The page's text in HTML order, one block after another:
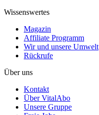
Wissenswertes
Magazin
Affiliate Programm
Wir und unsere Umwelt
Rückrufe
Über uns
Kontakt
Über VitalAbo
Unsere Gruppe